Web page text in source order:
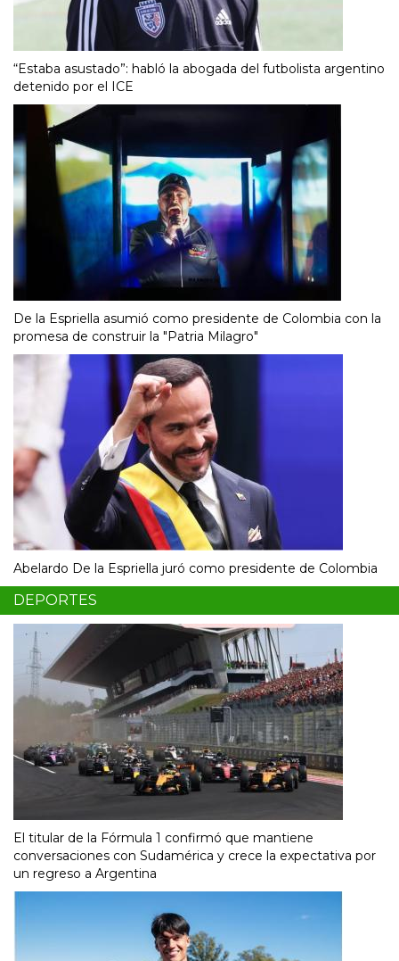
“Estaba asustado”: habló la abogada del futbolista argentino
detenido por el ICE
De la Espriella asumió como presidente de Colombia con la
promesa de construir la "Patria Milagro"
Abelardo De la Espriella juró como presidente de Colombia
DEPORTES
El titular de la Fórmula 1 confirmó que mantiene
conversaciones con Sudamérica y crece la expectativa por
un regreso a Argentina